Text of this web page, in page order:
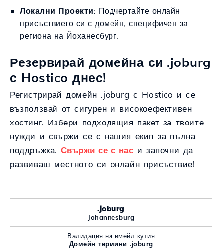
Локални Проекти: Подчертайте онлайн
присъствието си с домейн, специфичен за
региона на Йоханесбург.
Резервирай домейна си .joburg
с Hostico днес!
Регистрирай домейн .joburg с Hostico и се
възползвай от сигурен и високоефективен
хостинг. Избери подходящия пакет за твоите
нужди и свържи се с нашия екип за пълна
поддръжка. Свържи се с нас и започни да
развиваш местното си онлайн присъствие!
.joburg
Johannesburg
Валидация на имейл кутия
Домейн термини .joburg